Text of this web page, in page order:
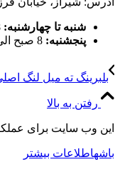
شنبه تا چهارشنبه: 8
پنجشنبه: 8 صبح الی 4 بعدازظهر
بلبرینگ ته میل لنگ
رفتن به بالا
این وب سایت برای
باشهاطلاعات بیشتر